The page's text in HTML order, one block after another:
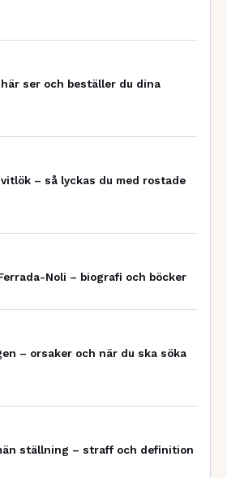
ser och beställer du dina
– så lyckas du med rostade
Noli – biografi och böcker
– orsaker och när du ska söka
ställning – straff och definition